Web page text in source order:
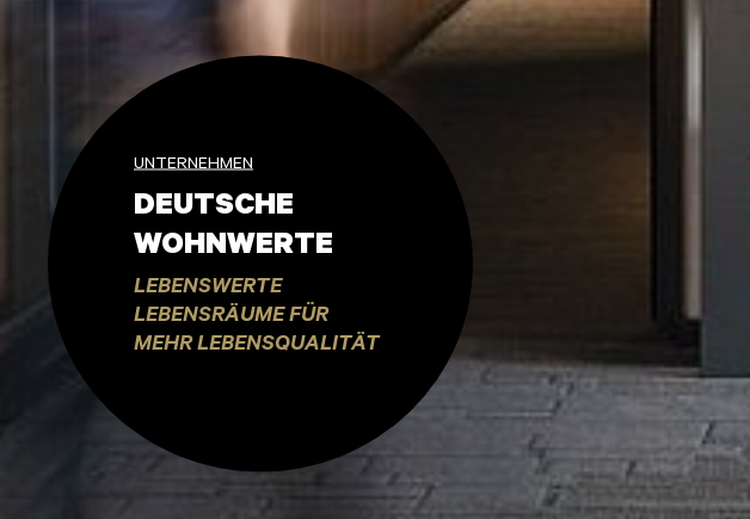
UNTERNEHMEN
DEUTSCHE
WOHNWERTE
LEBENSWERTE
LEBENSRÄUME FÜR
MEHR LEBENSQUALITÄT